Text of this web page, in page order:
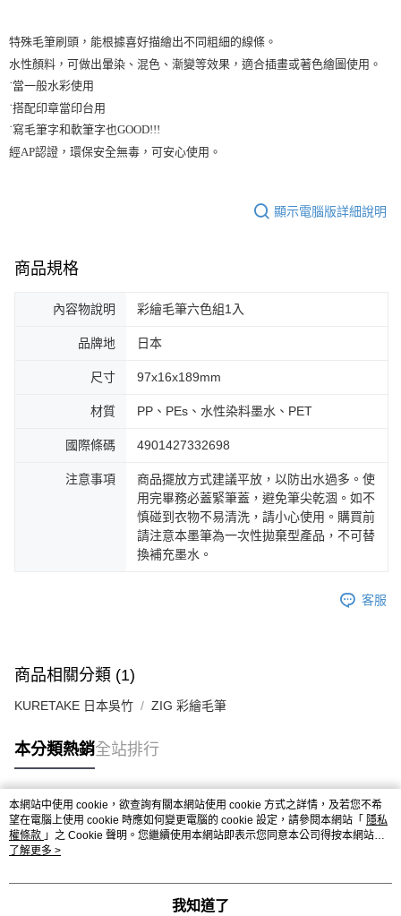
特殊毛筆刷頭，能根據喜好描繪出不同粗細的線條。
水性顏料，可做出暈染、混色、漸變等效果，適合插畫或著色繪圖使用。
˙當一般水彩使用
˙搭配印章當印台用
˙寫毛筆字和軟筆字也GOOD!!!
經AP認證，環保安全無毒，可安心使用。
顯示電腦版詳細說明
商品規格
內容物說明 彩繪毛筆六色組1入
品牌地 日本
尺寸 97x16x189mm
材質 PP、PEs、水性染料墨水、PET
國際條碼 4901427332698
注意事項
商品擺放方式建議平放，以防出水過多。使
用完畢務必蓋緊筆蓋，避免筆尖乾涸。如不
慎碰到衣物不易清洗，請小心使用。購買前
請注意本墨筆為一次性拋棄型產品，不可替
換補充墨水。
客服
商品相關分類 (1)
KURETAKE 日本吳竹 ZIG 彩繪毛筆
本分類熱銷全站排行
熱門標籤
本網站中使用 cookie，欲查詢有關本網站使用 cookie 方式之詳情，及若您不希
望在電腦上使用 cookie 時應如何變更電腦的 cookie 設定，請參閱本網站「 隱私
權條款 」之 Cookie 聲明。您繼續使用本網站即表示您同意本公司得按本網站使
用條款之 Cookie 聲明使用 cookie。
了解更多 >
我知道了